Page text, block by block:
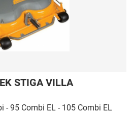
STIGA VILLA
- 95 Combi EL - 105 Combi EL